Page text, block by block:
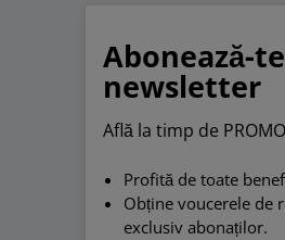
Abonează-
newsletter
Află la timp de
Profită de toate
Obține voucerele de
exclusiv abonaților.